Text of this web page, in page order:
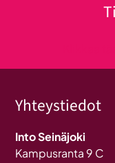
Yhteystiedot
Into Seinäjoki
Kampusranta 9 C